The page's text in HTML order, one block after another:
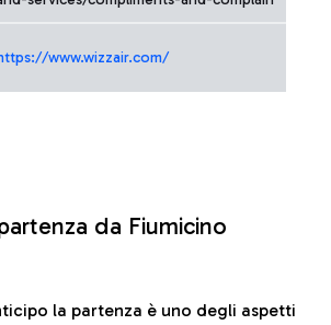
www.wizzair.com/
da Fiumicino
la partenza è uno degli aspetti